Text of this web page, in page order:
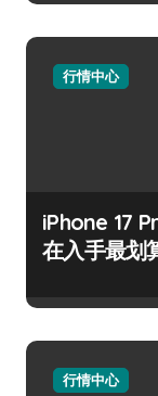
行情中心
iPhone 17
在入手最划
行情中心